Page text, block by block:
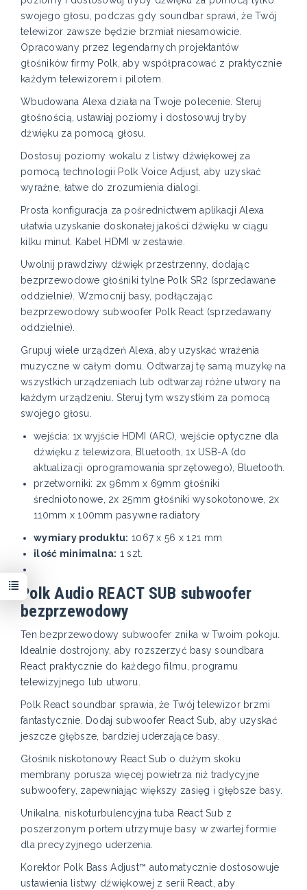
swojego głosu, podczas gdy soundbar sprawi, że Twój
telewizor zawsze będzie brzmiał niesamowicie.
Opracowany przez legendarnych projektantów
głośników firmy Polk, aby współpracować z praktycznie
każdym telewizorem i pilotem.
Wbudowana Alexa działa na Twoje polecenie. Steruj
głośnością, ustawiaj poziomy i dostosowuj tryby
dźwięku za pomocą głosu.
Dostosuj poziomy wokalu z listwy dźwiękowej za
pomocą technologii Polk Voice Adjust, aby uzyskać
wyraźne, łatwe do zrozumienia dialogi.
Prosta konfiguracja za pośrednictwem aplikacji Alexa
ułatwia uzyskanie doskonałej jakości dźwięku w ciągu
kilku minut. Kabel HDMI w zestawie.
Uwolnij prawdziwy dźwięk przestrzenny, dodając
bezprzewodowe głośniki tylne Polk SR2 (sprzedawane
oddzielnie). Wzmocnij basy, podłączając
bezprzewodowy subwoofer Polk React (sprzedawany
oddzielnie).
Grupuj wiele urządzeń Alexa, aby uzyskać wrażenia
muzyczne w całym domu. Odtwarzaj tę samą muzykę na
wszystkich urządzeniach lub odtwarzaj różne utwory na
każdym urządzeniu. Steruj tym wszystkim za pomocą
swojego głosu.
wejścia: 1x wyjście HDMI (ARC), wejście optyczne dla
dźwięku z telewizora, Bluetooth, 1x USB-A (do
aktualizacji oprogramowania sprzętowego), Bluetooth.
przetworniki: 2x 96mm x 69mm głośniki
średniotonowe, 2x 25mm głośniki wysokotonowe, 2x
110mm x 100mm pasywne radiatory
wymiary produktu: 1067 x 56 x 121 mm
ilość minimalna: 1 szt.
Polk Audio REACT SUB subwoofer
bezprzewodowy
Ten bezprzewodowy subwoofer znika w Twoim pokoju.
Idealnie dostrojony, aby rozszerzyć basy soundbara
React praktycznie do każdego filmu, programu
telewizyjnego lub utworu.
Polk React soundbar sprawia, że Twój telewizor brzmi
fantastycznie. Dodaj subwoofer React Sub, aby uzyskać
jeszcze głębsze, bardziej uderzające basy.
Głośnik niskotonowy React Sub o dużym skoku
membrany porusza więcej powietrza niż tradycyjne
subwoofery, zapewniając większy zasięg i głębsze basy.
Unikalna, niskoturbulencyjna tuba React Sub z
poszerzonym portem utrzymuje basy w zwartej formie
dla precyzyjnego uderzenia.
Korektor Polk Bass Adjust™ automatycznie dostosowuje
ustawienia listwy dźwiękowej z serii React, aby